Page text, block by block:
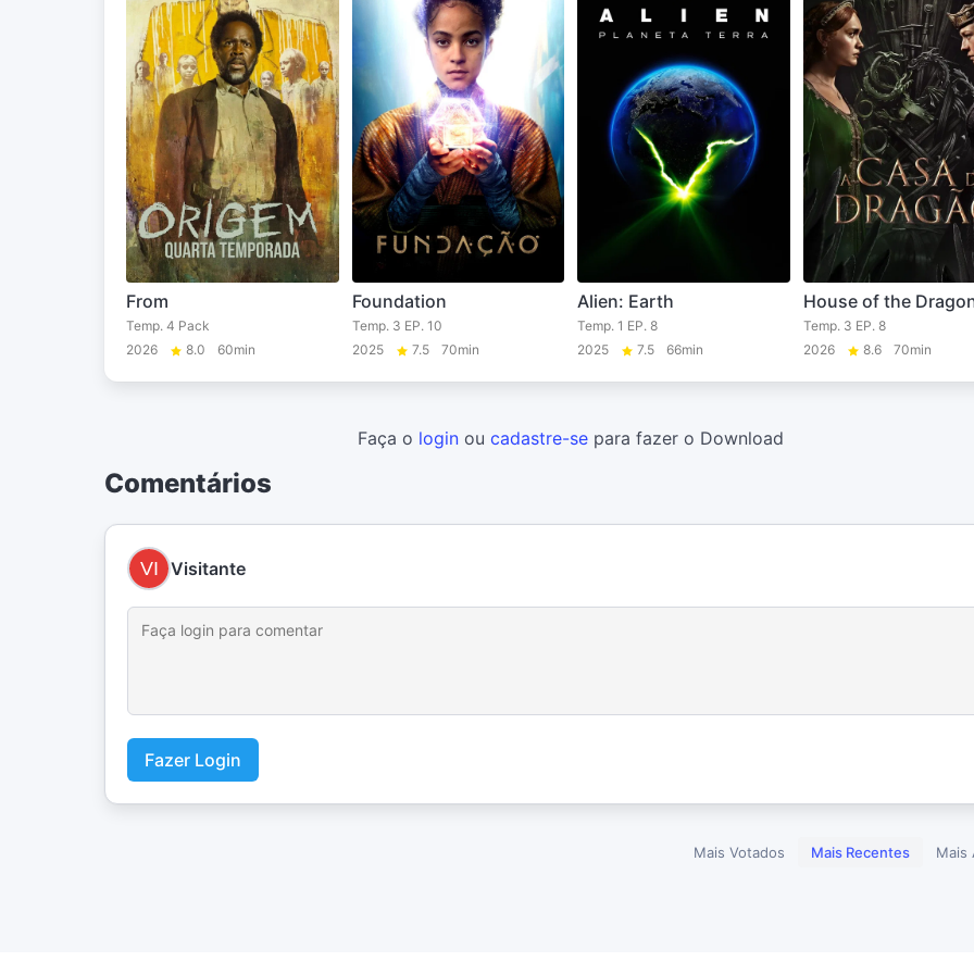
From
Temp. 4 Pack
2026
8.0 60min
Foundation
Temp. 3 EP. 10
2025
7.5 70min
Alien: Earth
Temp. 1 EP. 8
2025
7.5 66min
House of the
Temp. 3 EP. 8
2026
8.6 70min
Faça o login ou cadastre-se para fazer o Download
Comentários
Visitante
Fazer Login
Mais Votados Mais Recentes Mais